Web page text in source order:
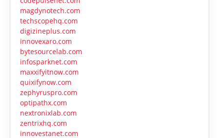
magdynotech.com
techscopehq.com
digizineplus.com
innovexaro.com
bytesourcelab.com
infosparknet.com
maxxifyitnow.com
quixifynow.com
zephyruspro.com
optipathx.com
nextronixlab.com
zentrixhq.com
innovestanet.com